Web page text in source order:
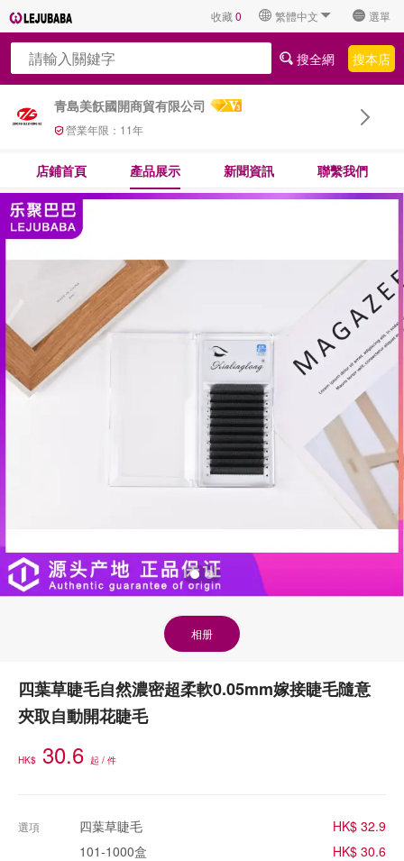
收藏0 繁體中文 選單
青島美飫國開商貿有限公司
營業年限： 11年
搜全網 搜本店
店鋪首頁 產品展示 新聞資訊 聯繫我們
相册
四葉草睫毛自然濃密超柔軟0.05mm嫁接睫毛隨意
夾取自動開花睫毛
HK$ 30.6 起 / 件
選項 四葉草睫毛
HK$ 32.9
101-1000盒
HK$ 30.6